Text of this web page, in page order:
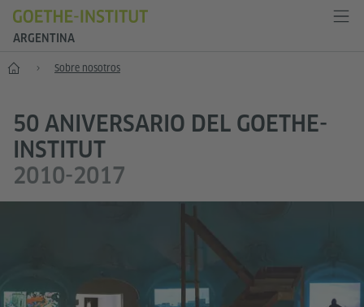
ARGENTINA
Inicio Sobre nosotros
50 ANIVERSARIO DEL GOETHE-
INSTITUT
2010-2017